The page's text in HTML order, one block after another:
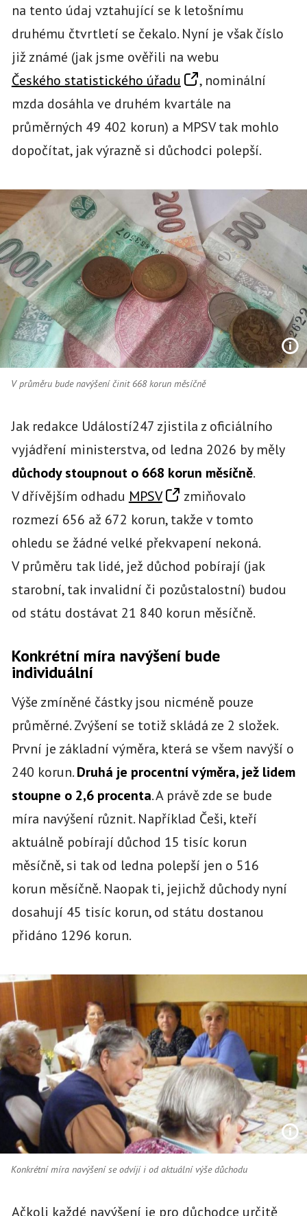
na tento údaj vztahující se k letošnímu
druhému čtvrtletí se čekalo. Nyní je však číslo
již známé (jak jsme ověřili na webu
Českého statistického úřadu
, nominální
mzda dosáhla ve druhém kvartále na
průměrných 49 402 korun) a MPSV tak mohlo
dopočítat, jak výrazně si důchodci polepší.
V průměru bude navýšení činit 668 korun měsíčně
Jak redakce Událostí247 zjistila z oficiálního
vyjádření ministerstva, od ledna 2026 by měly
důchody stoupnout o 668 korun měsíčně.
V dřívějším odhadu MPSV
zmiňovalo
rozmezí 656 až 672 korun, takže v tomto
ohledu se žádné velké překvapení nekoná.
V průměru tak lidé, jež důchod pobírají (jak
starobní, tak invalidní či pozůstalostní) budou
od státu dostávat 21 840 korun měsíčně.
Konkrétní míra navýšení bude
individuální
Výše zmíněné částky jsou nicméně pouze
průměrné. Zvýšení se totiž skládá ze 2 složek.
První je základní výměra, která se všem navýší o
240 korun.Druhá je procentní výměra, jež lidem
stoupne o 2,6 procenta. A právě zde se bude
míra navýšení různit. Například Češi, kteří
aktuálně pobírají důchod 15 tisíc korun
měsíčně, si tak od ledna polepší jen o 516
korun měsíčně. Naopak ti, jejichž důchody nyní
dosahují 45 tisíc korun, od státu dostanou
přidáno 1296 korun.
Konkrétní míra navýšení se odvíjí i od aktuální výše důchodu
Ačkoli každé navýšení je pro důchodce určitě